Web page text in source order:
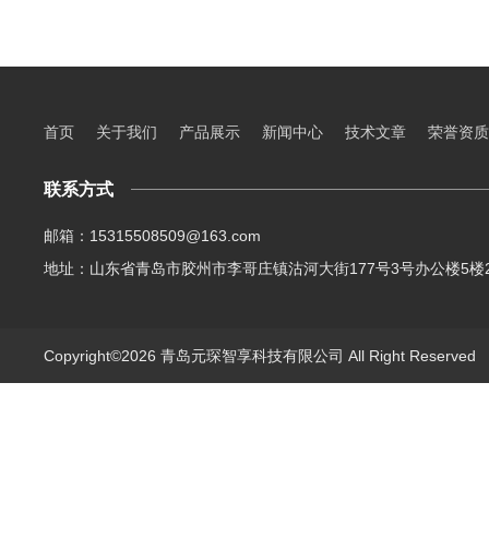
首页 关于我们 产品展示 新闻中心 技术文章 荣誉资质
联系方式
邮箱：15315508509@163.com
地址：山东省青岛市胶州市李哥庄镇沽河大街177号3号办公楼5楼
Copyright©2026 青岛元琛智享科技有限公司 All Right